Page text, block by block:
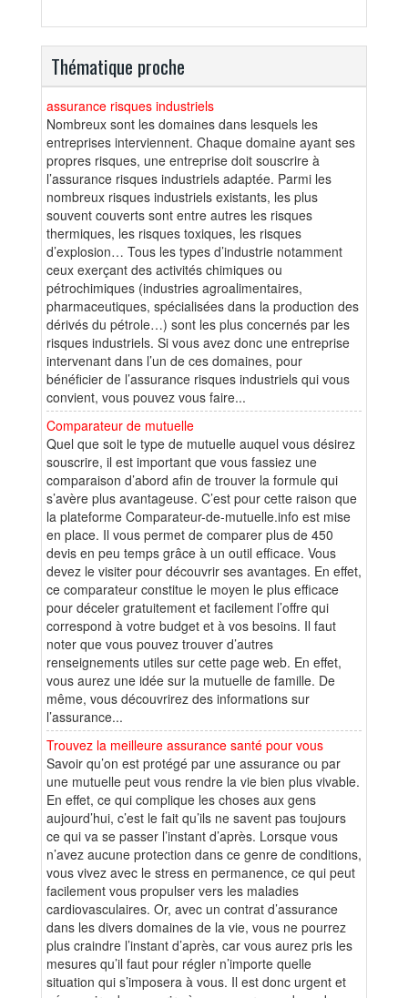
Thématique proche
assurance risques industriels
Nombreux sont les domaines dans lesquels les
entreprises interviennent. Chaque domaine ayant ses
propres risques, une entreprise doit souscrire à
l’assurance risques industriels adaptée. Parmi les
nombreux risques industriels existants, les plus
souvent couverts sont entre autres les risques
thermiques, les risques toxiques, les risques
d’explosion… Tous les types d’industrie notamment
ceux exerçant des activités chimiques ou
pétrochimiques (industries agroalimentaires,
pharmaceutiques, spécialisées dans la production des
dérivés du pétrole…) sont les plus concernés par les
risques industriels. Si vous avez donc une entreprise
intervenant dans l’un de ces domaines, pour
bénéficier de l’assurance risques industriels qui vous
convient, vous pouvez vous faire...
Comparateur de mutuelle
Quel que soit le type de mutuelle auquel vous désirez
souscrire, il est important que vous fassiez une
comparaison d’abord afin de trouver la formule qui
s’avère plus avantageuse. C’est pour cette raison que
la plateforme Comparateur-de-mutuelle.info est mise
en place. Il vous permet de comparer plus de 450
devis en peu temps grâce à un outil efficace. Vous
devez le visiter pour découvrir ses avantages. En effet,
ce comparateur constitue le moyen le plus efficace
pour déceler gratuitement et facilement l’offre qui
correspond à votre budget et à vos besoins. Il faut
noter que vous pouvez trouver d’autres
renseignements utiles sur cette page web. En effet,
vous aurez une idée sur la mutuelle de famille. De
même, vous découvrirez des informations sur
l’assurance...
Trouvez la meilleure assurance santé pour vous
Savoir qu’on est protégé par une assurance ou par
une mutuelle peut vous rendre la vie bien plus vivable.
En effet, ce qui complique les choses aux gens
aujourd’hui, c’est le fait qu’ils ne savent pas toujours
ce qui va se passer l’instant d’après. Lorsque vous
n’avez aucune protection dans ce genre de conditions,
vous vivez avec le stress en permanence, ce qui peut
facilement vous propulser vers les maladies
cardiovasculaires. Or, avec un contrat d’assurance
dans les divers domaines de la vie, vous ne pourrez
plus craindre l’instant d’après, car vous aurez pris les
mesures qu’il faut pour régler n’importe quelle
situation qui s’imposera à vous. Il est donc urgent et